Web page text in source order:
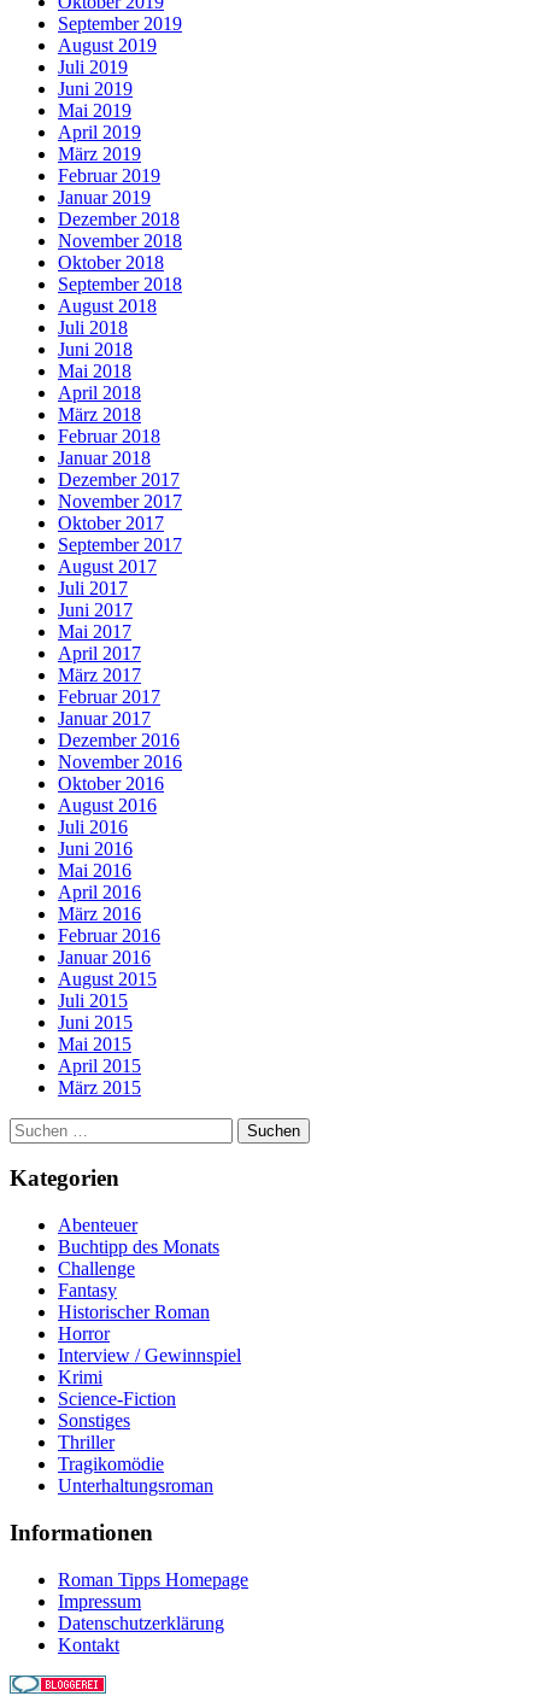
September 2019
August 2019
Juli 2019
Juni 2019
Mai 2019
April 2019
März 2019
Februar 2019
Januar 2019
Dezember 2018
November 2018
Oktober 2018
September 2018
August 2018
Juli 2018
Juni 2018
Mai 2018
April 2018
März 2018
Februar 2018
Januar 2018
Dezember 2017
November 2017
Oktober 2017
September 2017
August 2017
Juli 2017
Juni 2017
Mai 2017
April 2017
März 2017
Februar 2017
Januar 2017
Dezember 2016
November 2016
Oktober 2016
August 2016
Juli 2016
Juni 2016
Mai 2016
April 2016
März 2016
Februar 2016
Januar 2016
August 2015
Juli 2015
Juni 2015
Mai 2015
April 2015
März 2015
Suchen
nach:
Kategorien
Abenteuer
Buchtipp des Monats
Challenge
Fantasy
Historischer Roman
Horror
Interview / Gewinnspiel
Krimi
Science-Fiction
Sonstiges
Thriller
Tragikomödie
Unterhaltungsroman
Informationen
Roman Tipps Homepage
Impressum
Datenschutzerklärung
Kontakt